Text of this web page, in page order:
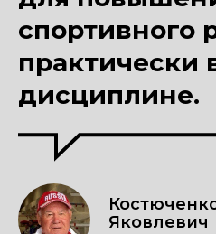
спортивного
практически
дисциплине.
Яковлевич